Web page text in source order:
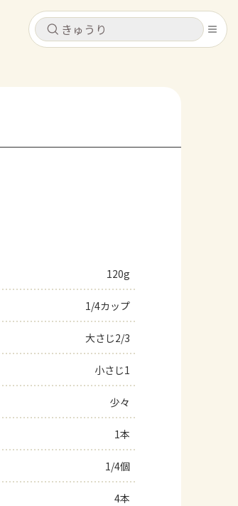
キャンセル
よくあるお問い合わせ
お買い物
キャンセル
120g
1/4カップ
大さじ2/3
小さじ1
少々
1本
1/4個
4本